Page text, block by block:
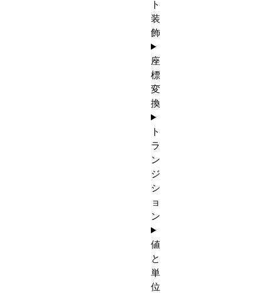
ト
装
飾
座
標
変
換
ト
ラ
ン
ジ
シ
ョ
ン
値
と
単
位